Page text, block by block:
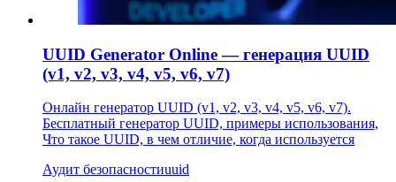
UUID Generator Online — генерация UUID
(v1, v2, v3, v4, v5, v6, v7)
Онлайн генератор UUID (v1, v2, v3, v4, v5, v6, v7).
Бесплатный генератор UUID, примеры использования,
Что такое UUID, в чем отличие, когда используется
Аудит безопасностиuuid